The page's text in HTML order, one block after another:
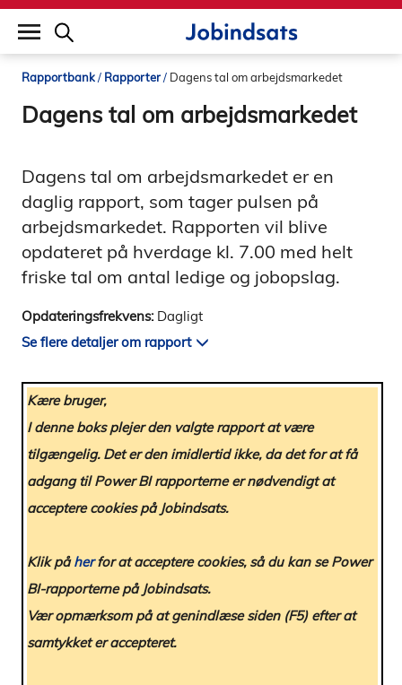
builddate: 2026-02-02 16:12:57
Rapportbank Rapporter Dagens tal om arbejdsmarkedet
Dagens tal om arbejdsmarkedet
Dagens tal om arbejdsmarkedet er en
daglig rapport, som tager pulsen på
arbejdsmarkedet. Rapporten vil blive
opdateret på hverdage kl. 7.00 med helt
friske tal om antal ledige og jobopslag.
Opdateringsfrekvens: Dagligt